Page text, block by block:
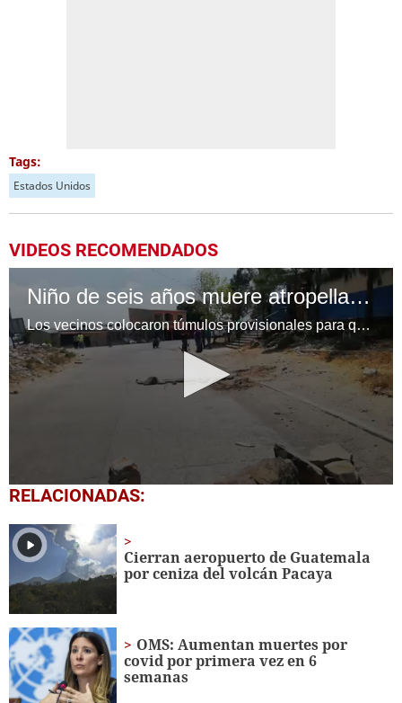
Tags:
Estados Unidos
VIDEOS RECOMENDADOS
Niño de seis años muere atropellado frente a su escuela en la capital
Los vecinos colocaron túmulos provisionales para que los carros reduzcan la velocidad
0
seconds
57
seconds
RELACIONADAS:
Cierran aeropuerto de Guatemala
por ceniza del volcán Pacaya
OMS: Aumentan muertes por
covid por primera vez en 6
semanas